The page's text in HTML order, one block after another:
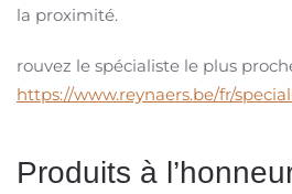
la proximité.
rouvez le spécialiste le plus
https://www.reynaers.be/fr/
Produits à